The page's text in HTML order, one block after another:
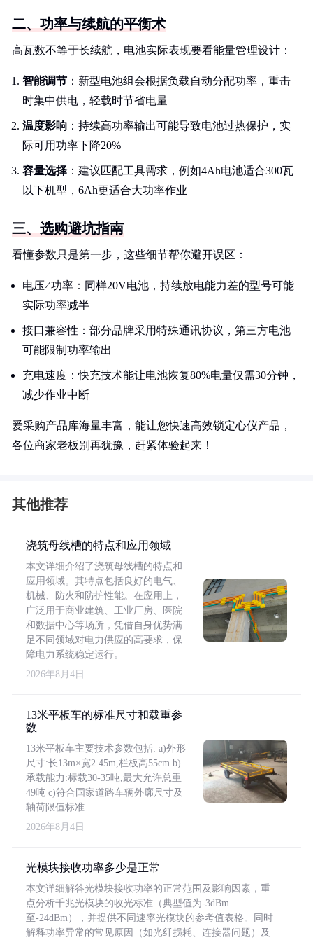
二、功率与续航的平衡术
高瓦数不等于长续航，电池实际表现要看能量管理设计：
智能调节 ：新型电池组会根据负载自动分配功率，重击
时集中供电，轻载时节省电量
温度影响 ：持续高功率输出可能导致电池过热保护，实
际可用功率下降20%
容量选择 ：建议匹配工具需求，例如4Ah电池适合300瓦
以下机型，6Ah更适合大功率作业
三、选购避坑指南
看懂参数只是第一步，这些细节帮你避开误区：
电压≠功率：同样20V电池，持续放电能力差的型号可能
实际功率减半
接口兼容性：部分品牌采用特殊通讯协议，第三方电池
可能限制功率输出
充电速度：快充技术能让电池恢复80%电量仅需30分钟，
减少作业中断
爱采购产品库海量丰富，能让您快速高效锁定心仪产品，
各位商家老板别再犹豫，赶紧体验起来！
其他推荐
浇筑母线槽的特点和应用领域
本文详细介绍了浇筑母线槽的特点和
应用领域。其特点包括良好的电气、
机械、防火和防护性能。在应用上，
广泛用于商业建筑、工业厂房、医院
和数据中心等场所，凭借自身优势满
足不同领域对电力供应的高要求，保
障电力系统稳定运行。
2026年8月4日
13米平板车的标准尺寸和载重参
数
13米平板车主要技术参数包括: a)外形
尺寸:长13m×宽2.45m,栏板高55cm b)
承载能力:标载30-35吨,最大允许总重
49吨 c)符合国家道路车辆外廓尺寸及
轴荷限值标准
2026年8月4日
光模块接收功率多少是正常
本文详细解答光模块接收功率的正常范围及影响因素，重
点分析千兆光模块的收光标准（典型值为-3dBm
至-24dBm），并提供不同速率光模块的参考值表格。同时
解释功率异常的常见原因（如光纤损耗、连接器问题）及